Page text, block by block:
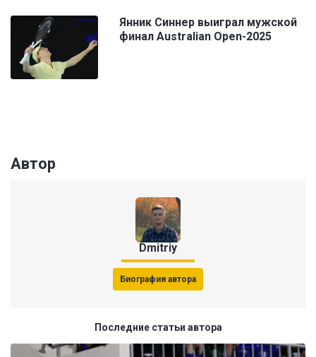
Янник Синнер выиграл мужской
финал Australian Open-2025
Автор
Dmitriy
Биография автора
Последние статьи автора